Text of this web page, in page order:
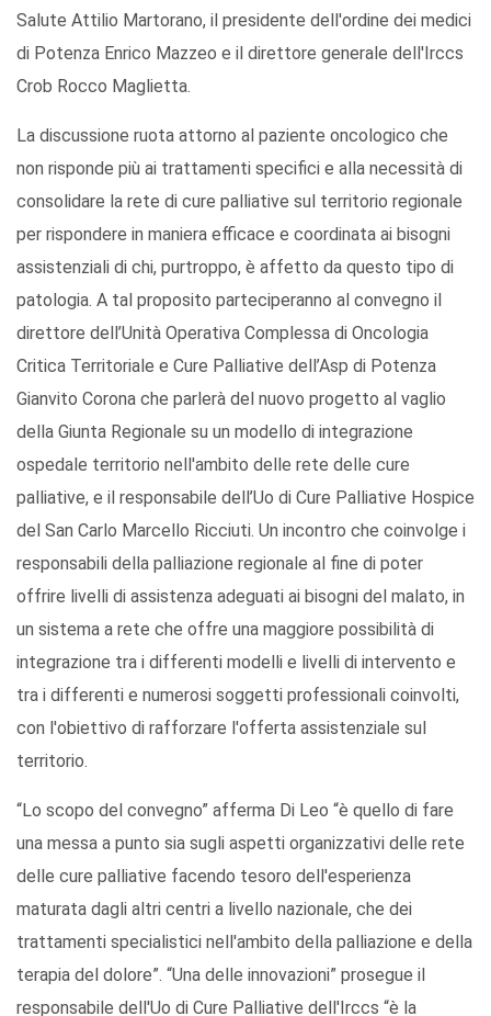
Salute Attilio Martorano, il presidente dell'ordine dei medici
di Potenza Enrico Mazzeo e il direttore generale dell'Irccs
Crob Rocco Maglietta.
La discussione ruota attorno al paziente oncologico che
non risponde più ai trattamenti specifici e alla necessità di
consolidare la rete di cure palliative sul territorio regionale
per rispondere in maniera efficace e coordinata ai bisogni
assistenziali di chi, purtroppo, è affetto da questo tipo di
patologia. A tal proposito parteciperanno al convegno il
direttore dell’Unità Operativa Complessa di Oncologia
Critica Territoriale e Cure Palliative dell’Asp di Potenza
Gianvito Corona che parlerà del nuovo progetto al vaglio
della Giunta Regionale su un modello di integrazione
ospedale territorio nell'ambito delle rete delle cure
palliative, e il responsabile dell’Uo di Cure Palliative Hospice
del San Carlo Marcello Ricciuti. Un incontro che coinvolge i
responsabili della palliazione regionale al fine di poter
offrire livelli di assistenza adeguati ai bisogni del malato, in
un sistema a rete che offre una maggiore possibilità di
integrazione tra i differenti modelli e livelli di intervento e
tra i differenti e numerosi soggetti professionali coinvolti,
con l'obiettivo di rafforzare l'offerta assistenziale sul
territorio.
“Lo scopo del convegno” afferma Di Leo “è quello di fare
una messa a punto sia sugli aspetti organizzativi delle rete
delle cure palliative facendo tesoro dell'esperienza
maturata dagli altri centri a livello nazionale, che dei
trattamenti specialistici nell'ambito della palliazione e della
terapia del dolore”. “Una delle innovazioni” prosegue il
responsabile dell'Uo di Cure Palliative dell'Irccs “è la